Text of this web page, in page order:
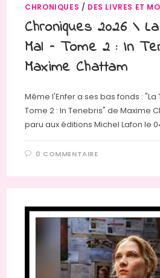
CHRONIQUES / DES LIVRES ET
Chroniques 2026 \
Mal – Tome 2 : In
Maxime Chattam
Même l'Enfer a ses bas fonds : "La
Tome 2 : In Tenebris" de Maxime
paru aux éditions Michel Lafon le
0 COMMENTAIRE